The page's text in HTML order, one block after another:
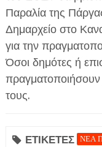
ΕΦΗΜΕΡΙΔΑ Η
ΠΛΗΡΟΦΟΡΙΕΣ
Παραλία της
Δημαρχείο στο
για την
Όσοι δημότες ή
τους.
ΕΤΙΚΕΤΕΣ ΝΕΑ